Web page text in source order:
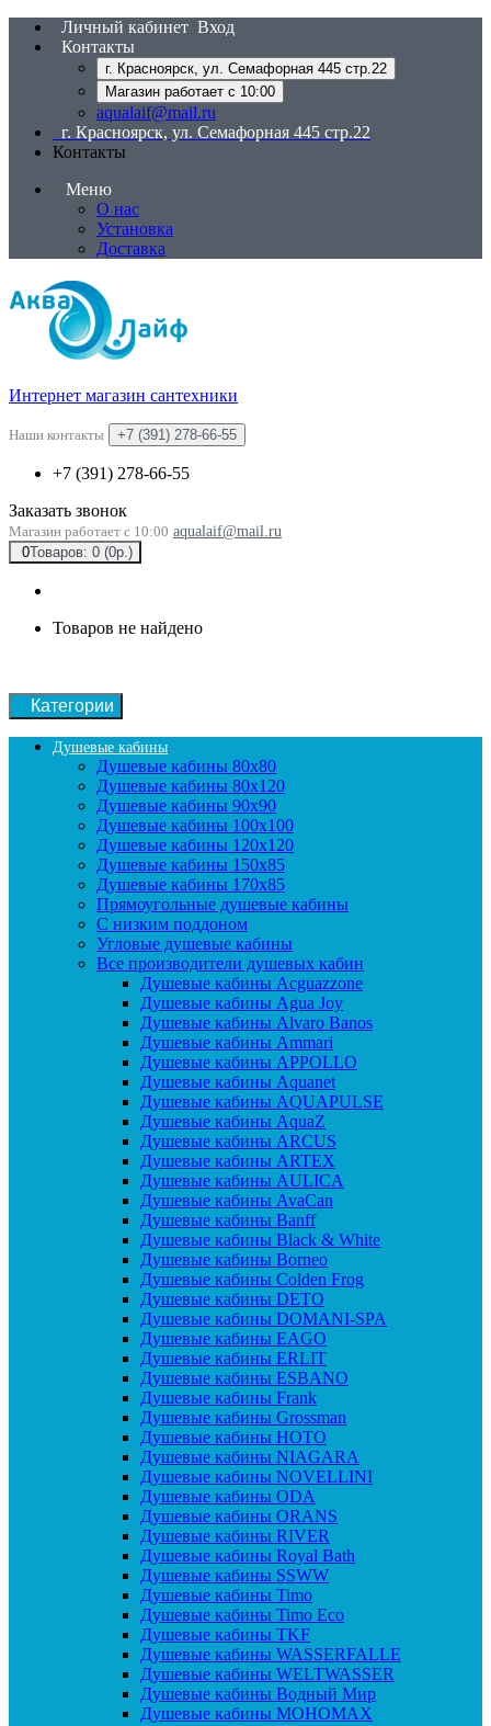
Личный кабинет Вход
Контакты
г. Красноярск, ул. Семафорная 445 стр.22
Магазин работает с 10:00
aqualaif@mail.ru
г. Красноярск, ул. Семафорная 445 стр.22
Контакты
Меню
О нас
Установка
Доставка
Интернет магазин сантехники
Наши контакты +7 (391) 278-66-55
+7 (391) 278-66-55
Заказать звонок
Магазин работает с 10:00 aqualaif@mail.ru
0Товаров: 0 (0р.)
Товаров не найдено
Категории
Душевые кабины
Душевые кабины 80x80
Душевые кабины 80x120
Душевые кабины 90х90
Душевые кабины 100x100
Душевые кабины 120x120
Душевые кабины 150x85
Душевые кабины 170x85
Прямоугольные душевые кабины
С низким поддоном
Угловые душевые кабины
Все производители душевых кабин
Душевые кабины Acguazzone
Душевые кабины Agua Joy
Душевые кабины Alvaro Banos
Душевые кабины Ammari
Душевые кабины APPOLLO
Душевые кабины Aquanet
Душевые кабины AQUAPULSE
Душевые кабины AquaZ
Душевые кабины ARCUS
Душевые кабины ARTEX
Душевые кабины AULICA
Душевые кабины AvaCan
Душевые кабины Banff
Душевые кабины Black & White
Душевые кабины Borneo
Душевые кабины Colden Frog
Душевые кабины DETO
Душевые кабины DOMANI-SPA
Душевые кабины EAGO
Душевые кабины ERLIT
Душевые кабины ESBANO
Душевые кабины Frank
Душевые кабины Grossman
Душевые кабины HOTO
Душевые кабины NIAGARA
Душевые кабины NOVELLINI
Душевые кабины ODA
Душевые кабины ORANS
Душевые кабины RIVER
Душевые кабины Royal Bath
Душевые кабины SSWW
Душевые кабины Timo
Душевые кабины Timo Eco
Душевые кабины TKF
Душевые кабины WASSERFALLE
Душевые кабины WELTWASSER
Душевые кабины Водный Мир
Душевые кабины МОНОМАХ